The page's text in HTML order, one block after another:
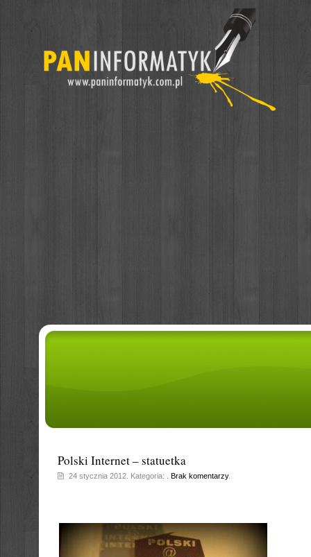
Polski Internet – statuetka
24 stycznia 2012. Kategoria: . Brak komentarzy.